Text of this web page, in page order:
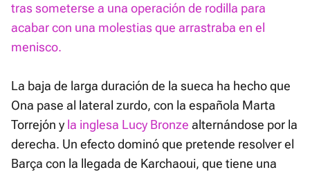
tras someterse a una operación de rodilla para
acabar con una molestias que arrastraba en el
menisco.
La baja de larga duración de la sueca ha hecho que
Ona pase al lateral zurdo, con la española Marta
Torrejón y la inglesa Lucy Bronze alternándose por la
derecha. Un efecto dominó que pretende resolver el
Barça con la llegada de Karchaoui, que tiene una